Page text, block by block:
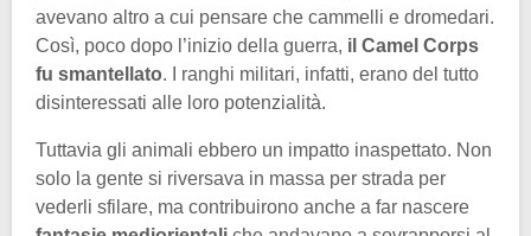
avevano altro a cui pensare che cammelli e dromedari.
Così, poco dopo l’inizio della guerra, il Camel Corps
fu smantellato. I ranghi militari, infatti, erano del tutto
disinteressati alle loro potenzialità.
Tuttavia gli animali ebbero un impatto inaspettato. Non
solo la gente si riversava in massa per strada per
vederli sfilare, ma contribuirono anche a far nascere